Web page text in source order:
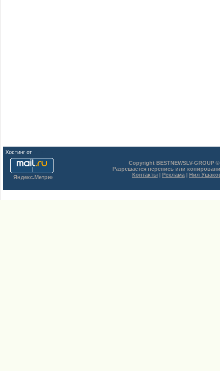
Хостинг от
Copyright BESTNEWSLV-GROUP
Разрешается перепись или
Контакты | Реклама | Нил